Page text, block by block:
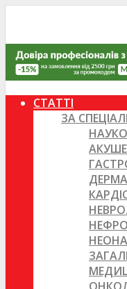
СТАТТІ
ЗА